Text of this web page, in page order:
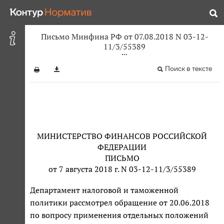
Письмо Минфина РФ от 07.08.2018 N 03-12-
11/3/55389
Поиск в тексте
МИНИСТЕРСТВО ФИНАНСОВ РОССИЙСКОЙ
ФЕДЕРАЦИИ
ПИСЬМО
от 7 августа 2018 г. N 03-12-11/3/55389
Департамент налоговой и таможенной
политики рассмотрел обращение от 20.06.2018
по вопросу применения отдельных положений